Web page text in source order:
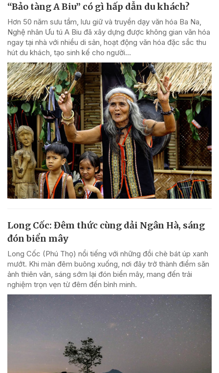
“Bảo tàng A Biu” có gì hấp dẫn du khách?
Hơn 50 năm sưu tầm, lưu giữ và truyền dạy văn hóa Ba Na,
Nghệ nhân Ưu tú A Biu đã xây dựng được không gian văn hóa
ngay tại nhà với nhiều di sản, hoạt động văn hóa đặc sắc thu
hút du khách, tạo sinh kế cho người...
Long Cốc: Đêm thức cùng dải Ngân Hà, sáng
đón biển mây
Long Cốc (Phú Thọ) nổi tiếng với những đồi chè bát úp xanh
mướt. Khi màn đêm buông xuống, nơi đây trở thành điểm săn
ảnh thiên văn, sáng sớm lại đón biển mây, mang đến trải
nghiệm trọn vẹn từ đêm đến bình minh.